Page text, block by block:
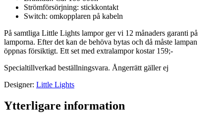
Strömförsörjning: stickkontakt
Switch: omkopplaren på kabeln
På samtliga Little Lights lampor ger vi 12 månaders garanti på
lamporna. Efter det kan de behöva bytas och då måste lampan
öppnas försiktigt. Ett set med extralampor kostar 159;-
Specialtillverkad beställningsvara. Ångerrätt gäller ej
Designer: Little Lights
Ytterligare information